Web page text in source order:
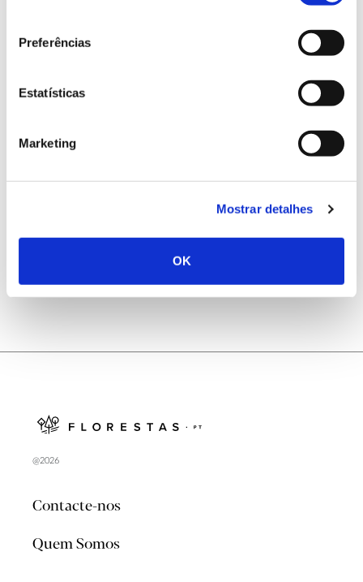
Preferências
Estatísticas
Marketing
Mostrar detalhes
OK
Registar galhas de Trichi em acácia-das-espigas:
cidadãos chamados a ajudar
Natureza e florestas procuram jovens voluntários
@2026
Contacte-nos
Quem Somos